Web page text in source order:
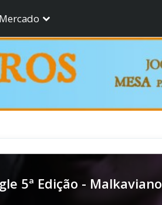
Mercado
5ª Edição - Malkaviano